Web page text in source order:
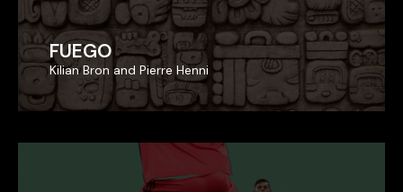
FUEGO
Kilian Bron and Pierre Henni
FUEGO
Kilian Bron and Pierre Henni